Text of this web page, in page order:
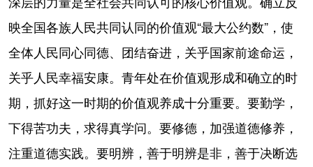
映全国各族人民共同认同的价值观“最大公约数”，使
全体人民同心同德、团结奋进，关乎国家前途命运，
关乎人民幸福安康。青年处在价值观形成和确立的时
期，抓好这一时期的价值观养成十分重要。要勤学，
下得苦功夫，求得真学问。要修德，加强道德修养，
注重道德实践。要明辨，善于明辨是非，善于决断选